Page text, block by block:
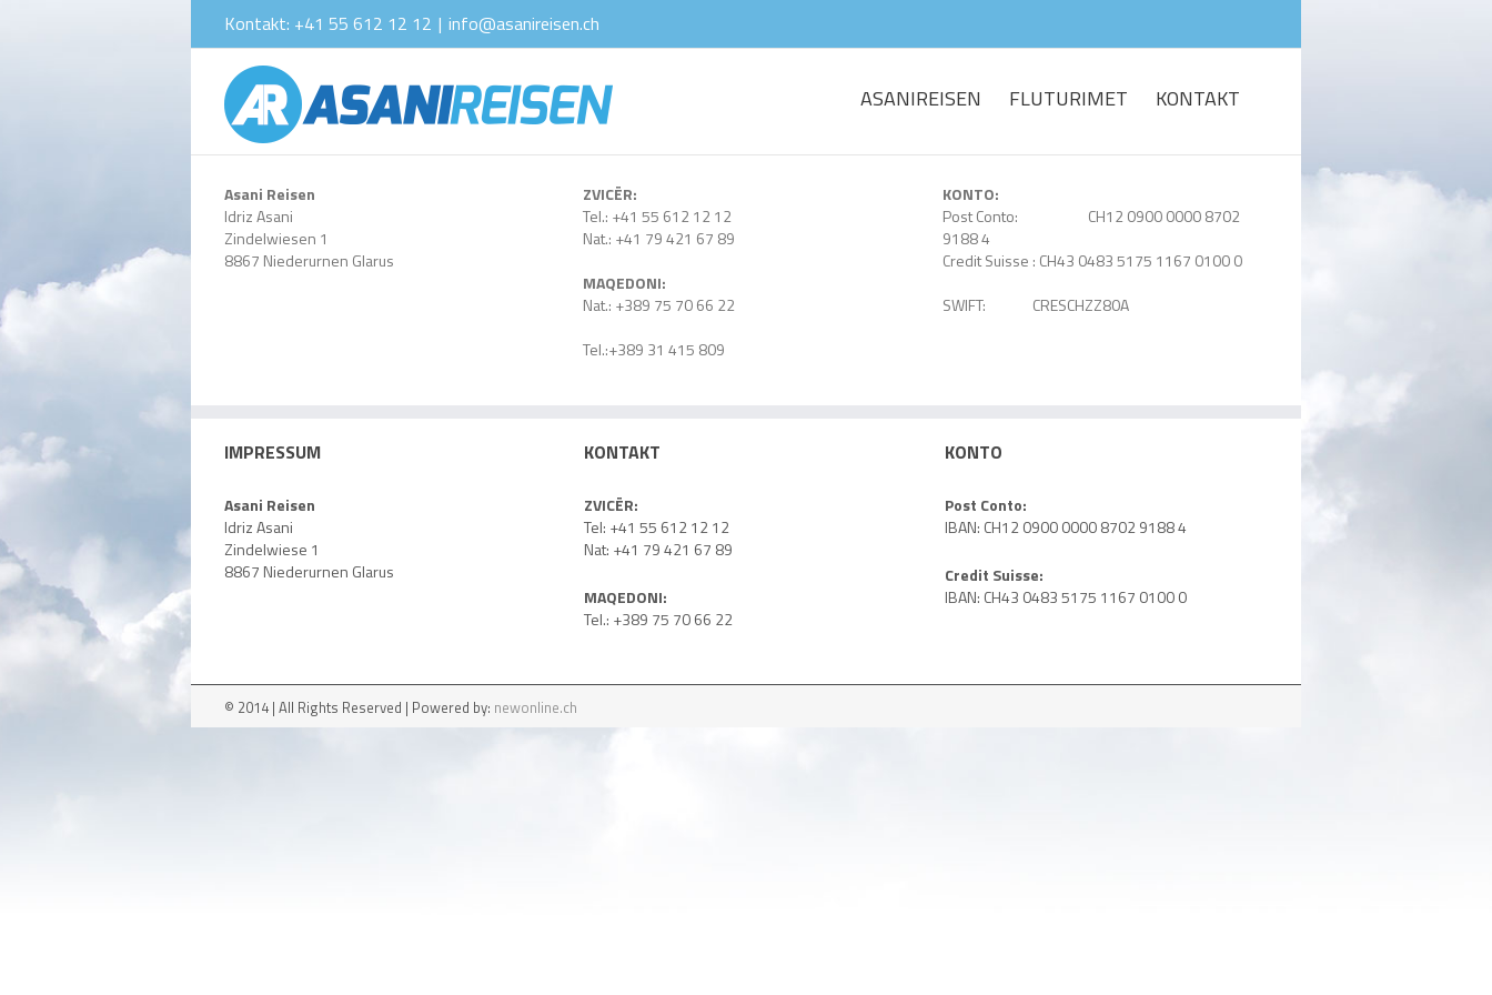
Kontakt: +41 55 612 12 12 | info@asanireisen.ch
ASANIREISEN FLUTURIMET KONTAKT
Asani Reisen
Idriz Asani
Zindelwiesen 1
8867 Niederurnen Glarus
ZVICËR:
Tel.: +41 55 612 12 12
Nat.: +41 79 421 67 89
MAQEDONI:
Nat.: +389 75 70 66 22
Tel.:+389 31 415 809
KONTO:
Post Conto: CH12 0900 0000 8702
9188 4
Credit Suisse : CH43 0483 5175 1167 0100 0
SWIFT: CRESCHZZ80A
IMPRESSUM
Asani Reisen
Idriz Asani
Zindelwiese 1
8867 Niederurnen Glarus
KONTAKT
ZVICËR:
Tel: +41 55 612 12 12
Nat: +41 79 421 67 89
MAQEDONI:
Tel.: +389 75 70 66 22
KONTO
Post Conto:
IBAN: CH12 0900 0000 8702 9188 4
Credit Suisse:
IBAN: CH43 0483 5175 1167 0100 0
© 2014 | All Rights Reserved | Powered by: newonline.ch